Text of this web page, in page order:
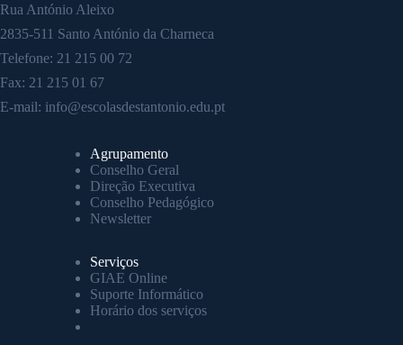
Rua António Aleixo
2835-511 Santo António da Charneca
Telefone: 21 215 00 72
Fax: 21 215 01 67
E-mail: info@escolasdestantonio.edu.pt
Agrupamento
Conselho Geral
Direção Executiva
Conselho Pedagógico
Newsletter
Serviços
GIAE Online
Suporte Informático
Horário dos serviços